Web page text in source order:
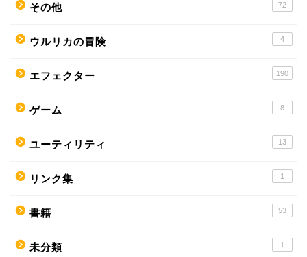
その他 72
ウルリカの冒険 4
エフェクター 190
ゲーム 8
ユーティリティ 13
リンク集 1
書籍 53
未分類 1